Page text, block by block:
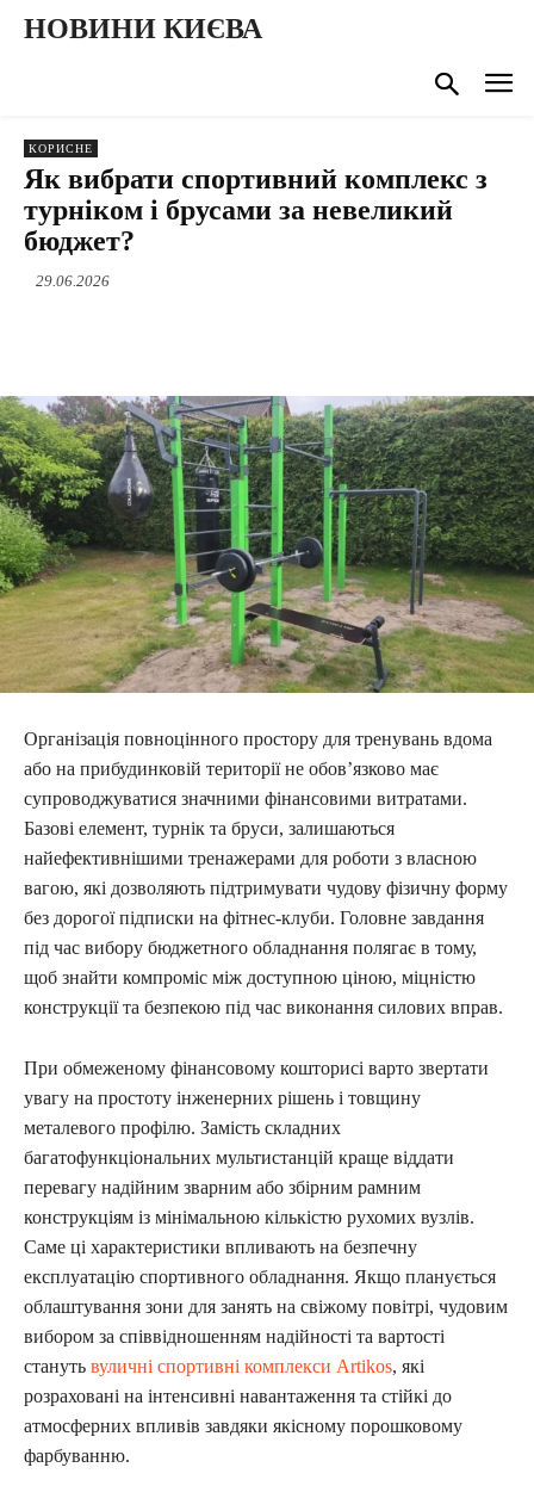
НОВИНИ КИЄВА
КОРИСНЕ
Як вибрати спортивний комплекс з
турніком і брусами за невеликий
бюджет?
29.06.2026
Організація повноцінного простору для тренувань вдома
або на прибудинковій території не обов’язково має
супроводжуватися значними фінансовими витратами.
Базові елемент, турнік та бруси, залишаються
найефективнішими тренажерами для роботи з власною
вагою, які дозволяють підтримувати чудову фізичну форму
без дорогої підписки на фітнес-клуби. Головне завдання
під час вибору бюджетного обладнання полягає в тому,
щоб знайти компроміс між доступною ціною, міцністю
конструкції та безпекою під час виконання силових вправ.
При обмеженому фінансовому кошторисі варто звертати
увагу на простоту інженерних рішень і товщину
металевого профілю. Замість складних
багатофункціональних мультистанцій краще віддати
перевагу надійним зварним або збірним рамним
конструкціям із мінімальною кількістю рухомих вузлів.
Саме ці характеристики впливають на безпечну
експлуатацію спортивного обладнання. Якщо планується
облаштування зони для занять на свіжому повітрі, чудовим
вибором за співвідношенням надійності та вартості
стануть вуличні спортивні комплекси Artikos, які
розраховані на інтенсивні навантаження та стійкі до
атмосферних впливів завдяки якісному порошковому
фарбуванню.